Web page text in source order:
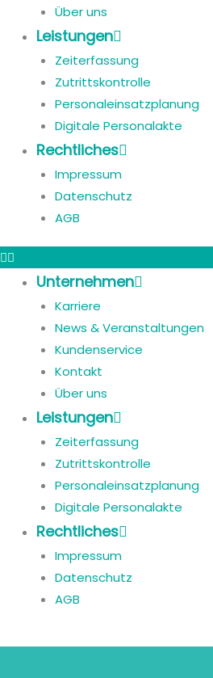
Über uns
Leistungen
Zeiterfassung
Zutrittskontrolle
Personaleinsatzplanung
Digitale Personalakte
Rechtliches
Impressum
Datenschutz
AGB
Unternehmen
Karriere
News & Veranstaltungen
Kundenservice
Kontakt
Über uns
Leistungen
Zeiterfassung
Zutrittskontrolle
Personaleinsatzplanung
Digitale Personalakte
Rechtliches
Impressum
Datenschutz
AGB